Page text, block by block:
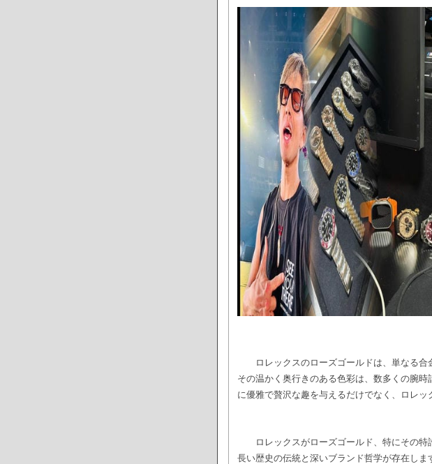
ロレックスのローズゴールドは、単なる
その温かく奥行きのある色彩は、数多くの腕
に優雅で贅沢な趣を与えるだけでなく、ロレ
ロレックスがローズゴールド、特にその
長い歴史の伝統と深いブランド哲学が存在し